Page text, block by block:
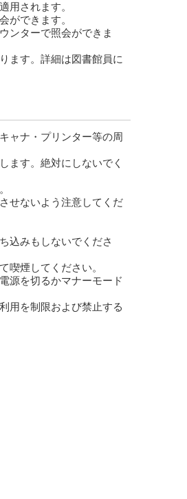
用されます。
ができます。
ンターで照会ができま
ます。詳細は図書館員に
ャナ・プリンター等の周
ます。絶対にしないでく
せないよう注意してくだ
込みもしないでくださ
喫煙してください。
源を切るかマナーモード
用を制限および禁止する